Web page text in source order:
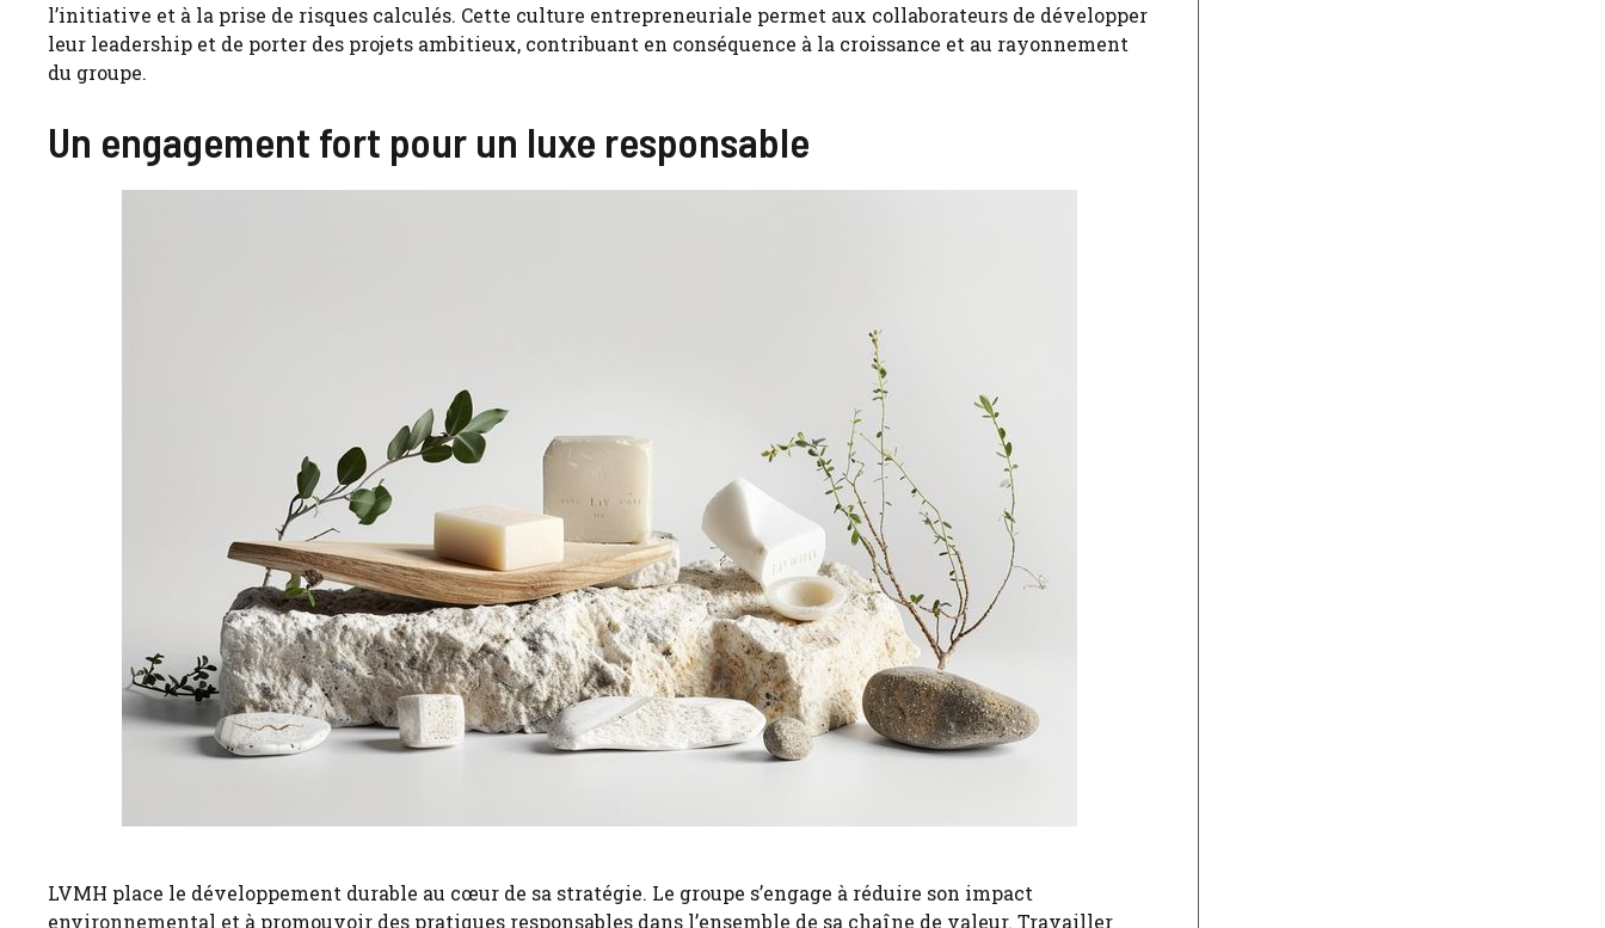
l’initiative et à la prise de risques calculés. Cette culture entrepreneuriale permet aux collaborateurs de développer
leur leadership et de porter des projets ambitieux, contribuant en conséquence à la croissance et au rayonnement
du groupe.
Un engagement fort pour un luxe responsable
LVMH place le développement durable au cœur de sa stratégie. Le groupe s’engage à réduire son impact
environnemental et à promouvoir des pratiques responsables dans l’ensemble de sa chaîne de valeur. Travailler